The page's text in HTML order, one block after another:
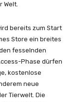
Welt.
bereits zum Start
Store ein breites
fesselnden
Phase dürfen
kostenlose
neue
Tierwelt. Die